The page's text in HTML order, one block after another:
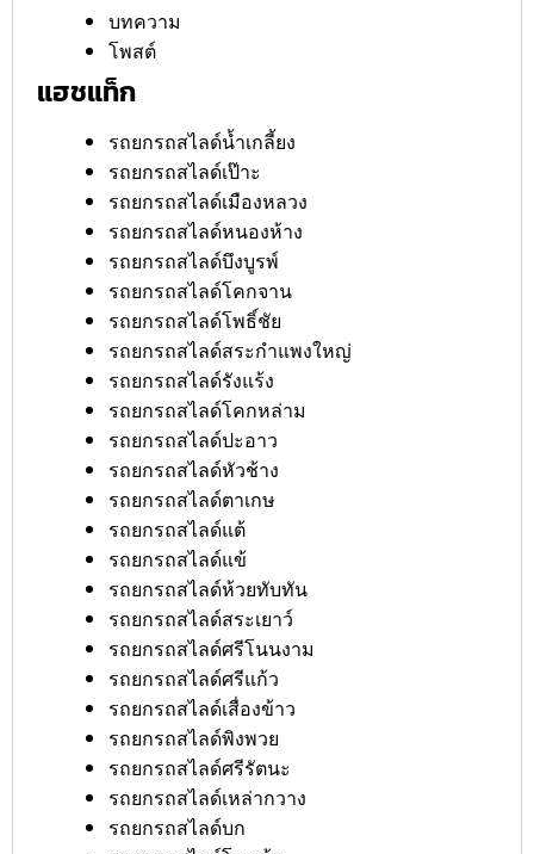
บทความ
โพสต์
แฮชแท็ก
รถยกรถสไลด์น้ำเกลี้ยง
รถยกรถสไลด์เป๊าะ
รถยกรถสไลด์เมืองหลวง
รถยกรถสไลด์หนองห้าง
รถยกรถสไลด์บึงบูรพ์
รถยกรถสไลด์โคกจาน
รถยกรถสไลด์โพธิ์ชัย
รถยกรถสไลด์สระกำแพงใหญ่
รถยกรถสไลด์รังแร้ง
รถยกรถสไลด์โคกหล่าม
รถยกรถสไลด์ปะอาว
รถยกรถสไลด์หัวช้าง
รถยกรถสไลด์ตาเกษ
รถยกรถสไลด์แต้
รถยกรถสไลด์แข้
รถยกรถสไลด์ห้วยทับทัน
รถยกรถสไลด์สระเยาว์
รถยกรถสไลด์ศรีโนนงาม
รถยกรถสไลด์ศรีแก้ว
รถยกรถสไลด์เสื่องข้าว
รถยกรถสไลด์พิงพวย
รถยกรถสไลด์ศรีรัตนะ
รถยกรถสไลด์เหล่ากวาง
รถยกรถสไลด์บก